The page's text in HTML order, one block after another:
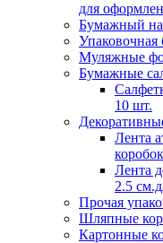
для
Бумажный
Упаковочная
Муляжные
Бумажные
10 шт.
Лента
коробок
Лента
2.5
Прочая
Шляпные
Картонные